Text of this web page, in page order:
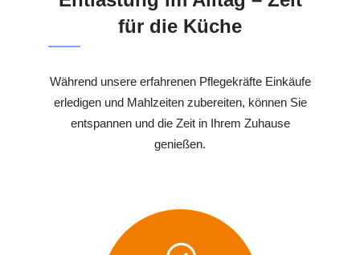
für die Küche
Während unsere erfahrenen Pflegekräfte Einkäufe
erledigen und Mahlzeiten zubereiten, können Sie
entspannen und die Zeit in Ihrem Zuhause
genießen.